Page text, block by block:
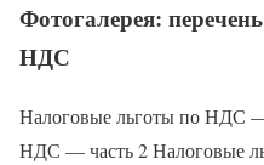
Фотогалерея:
НДС
Налоговые льготы по НДС
НДС — часть 2 Налоговые